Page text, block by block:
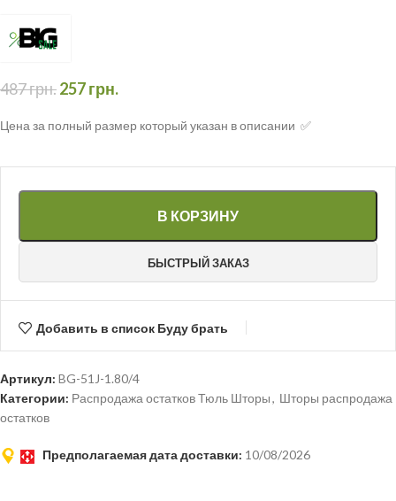
487грн.257грн.
Цена за полный размер который указан в описании ✅
В КОРЗИНУ
БЫСТРЫЙ ЗАКАЗ
Добавить в список Буду брать
Артикул: BG-51J-1.80/4
Категории: Распродажа остатков Тюль Шторы, Шторы распродажа
остатков
Предполагаемая дата доставки: 10/08/2026